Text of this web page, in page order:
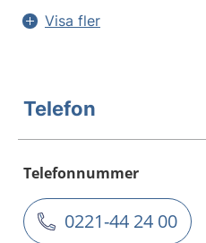
Visa fler
Telefon
Telefonnummer
0221-44 24 00